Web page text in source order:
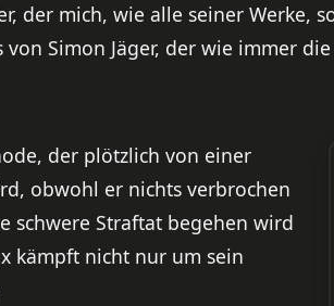
der mich, wie alle seiner Werke,
Simon Jäger, der wie immer
der plötzlich von einer
obwohl er nichts verbrochen
schwere Straftat begehen wird
kämpft nicht nur um sein